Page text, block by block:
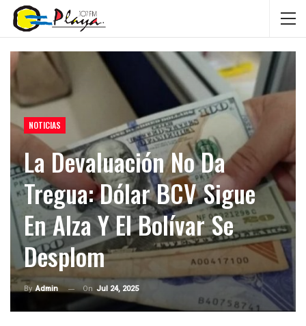
NOTICIAS
La Devaluación No Da
Tregua: Dólar BCV Sigue
En Alza Y El Bolívar Se
Desplom
By Admin On Jul 24, 2025